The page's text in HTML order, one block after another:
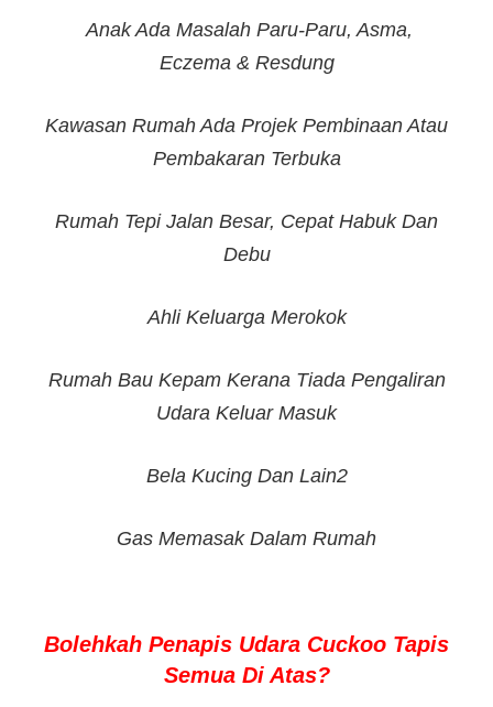
Anak Ada Masalah Paru-Paru, Asma,
Eczema & Resdung
Kawasan Rumah Ada Projek Pembinaan Atau
Pembakaran Terbuka
Rumah Tepi Jalan Besar, Cepat Habuk Dan
Debu
Ahli Keluarga Merokok
Rumah Bau Kepam Kerana Tiada Pengaliran
Udara Keluar Masuk
Bela Kucing Dan Lain2
Gas Memasak Dalam Rumah
Bolehkah Penapis Udara Cuckoo Tapis
Semua Di Atas?